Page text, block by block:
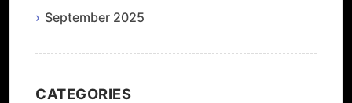
September 2025
CATEGORIES